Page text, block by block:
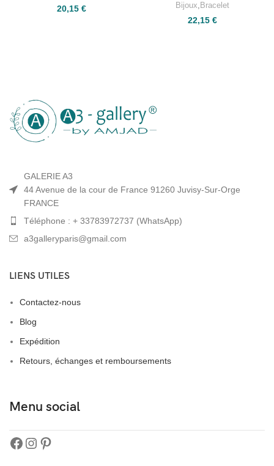
20,15 € Bijoux, Bracelet
22,15 €
GALERIE A3
44 Avenue de la cour de France 91260 Juvisy-Sur-Orge
FRANCE
Téléphone : + 33783972737 (WhatsApp)
a3galleryparis@gmail.com
LIENS UTILES
Contactez-nous
Blog
Expédition
Retours, échanges et remboursements
Menu social